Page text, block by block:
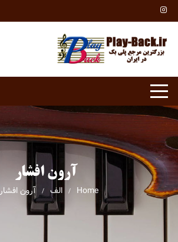
Skip
to
content
آرون افشار
Home الف آرون افشار